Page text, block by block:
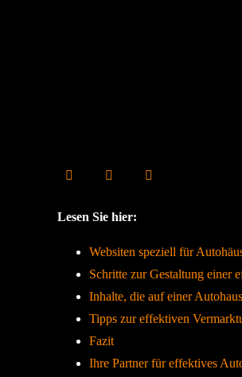
Lesen Sie hier:
Websiten speziell für
Schritte zur Gestaltung einer
Inhalte, die auf einer
Tipps zur effektiven
Fazit
Ihre Partner für effektives